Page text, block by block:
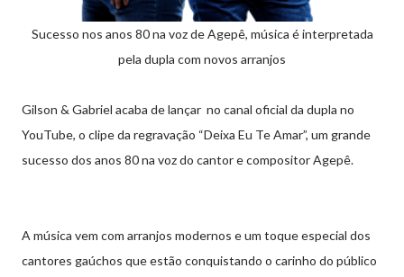
Sucesso nos anos 80 na voz de Agepê, música é interpretada
pela dupla com novos arranjos
Gilson & Gabriel acaba de lançar no canal oficial da dupla no
YouTube, o clipe da regravação “Deixa Eu Te Amar”, um grande
sucesso dos anos 80 na voz do cantor e compositor Agepê.
A música vem com arranjos modernos e um toque especial dos
cantores gaúchos que estão conquistando o carinho do público